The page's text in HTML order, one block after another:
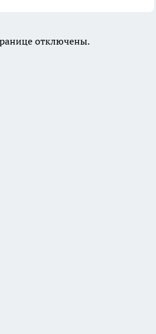
отключены.